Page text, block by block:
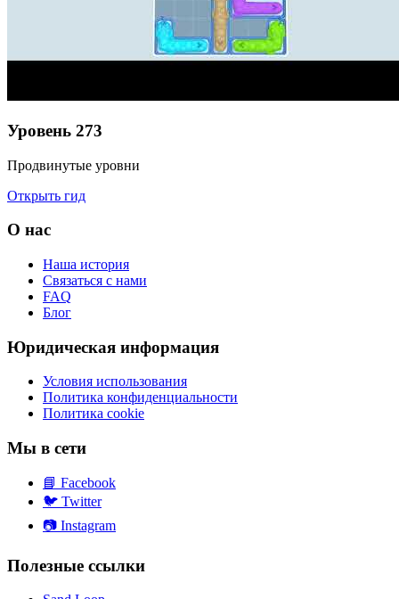
Уровень 273
Продвинутые уровни
Открыть гид
О нас
Наша история
Связаться с нами
FAQ
Блог
Юридическая информация
Условия использования
Политика конфиденциальности
Политика cookie
Мы в сети
📘 Facebook
🐦 Twitter
📷 Instagram
Полезные ссылки